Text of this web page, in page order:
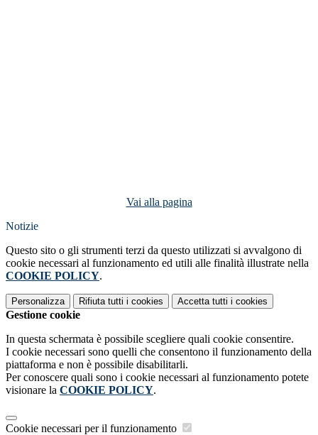
Vai alla pagina
Notizie
Questo sito o gli strumenti terzi da questo utilizzati si avvalgono di
cookie necessari al funzionamento ed utili alle finalità illustrate nella
COOKIE POLICY.
Personalizza Rifiuta tutti i cookies Accetta tutti i cookies
Gestione cookie
In questa schermata è possibile scegliere quali cookie consentire.
I cookie necessari sono quelli che consentono il funzionamento della
piattaforma e non è possibile disabilitarli.
Per conoscere quali sono i cookie necessari al funzionamento potete
visionare la COOKIE POLICY.
Cookie necessari per il funzionamento